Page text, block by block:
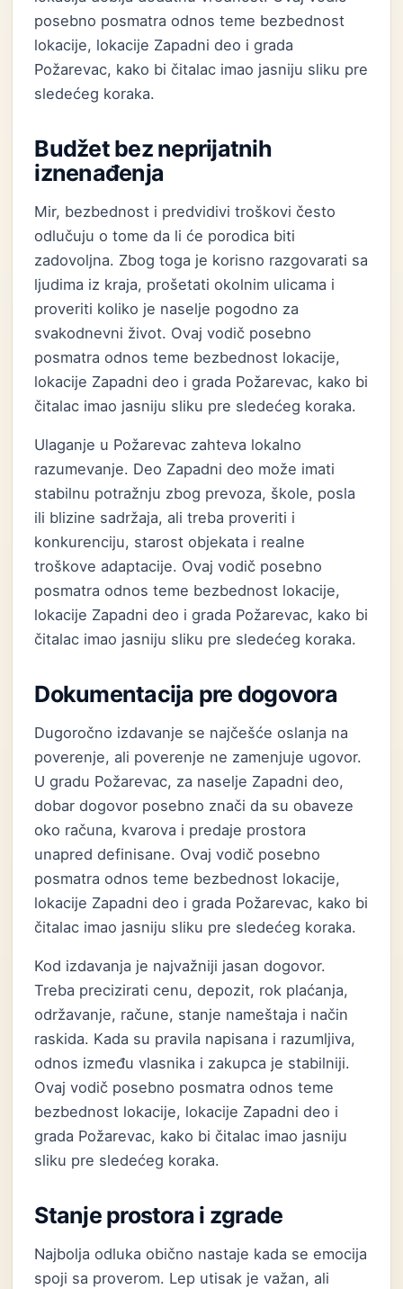
posebno posmatra odnos teme bezbednost
lokacije, lokacije Zapadni deo i grada
Požarevac, kako bi čitalac imao jasniju sliku pre
sledećeg koraka.
Budžet bez neprijatnih
iznenađenja
Mir, bezbednost i predvidivi troškovi često
odlučuju o tome da li će porodica biti
zadovoljna. Zbog toga je korisno razgovarati sa
ljudima iz kraja, prošetati okolnim ulicama i
proveriti koliko je naselje pogodno za
svakodnevni život. Ovaj vodič posebno
posmatra odnos teme bezbednost lokacije,
lokacije Zapadni deo i grada Požarevac, kako bi
čitalac imao jasniju sliku pre sledećeg koraka.
Ulaganje u Požarevac zahteva lokalno
razumevanje. Deo Zapadni deo može imati
stabilnu potražnju zbog prevoza, škole, posla
ili blizine sadržaja, ali treba proveriti i
konkurenciju, starost objekata i realne
troškove adaptacije. Ovaj vodič posebno
posmatra odnos teme bezbednost lokacije,
lokacije Zapadni deo i grada Požarevac, kako bi
čitalac imao jasniju sliku pre sledećeg koraka.
Dokumentacija pre dogovora
Dugoročno izdavanje se najčešće oslanja na
poverenje, ali poverenje ne zamenjuje ugovor.
U gradu Požarevac, za naselje Zapadni deo,
dobar dogovor posebno znači da su obaveze
oko računa, kvarova i predaje prostora
unapred definisane. Ovaj vodič posebno
posmatra odnos teme bezbednost lokacije,
lokacije Zapadni deo i grada Požarevac, kako bi
čitalac imao jasniju sliku pre sledećeg koraka.
Kod izdavanja je najvažniji jasan dogovor.
Treba precizirati cenu, depozit, rok plaćanja,
održavanje, račune, stanje nameštaja i način
raskida. Kada su pravila napisana i razumljiva,
odnos između vlasnika i zakupca je stabilniji.
Ovaj vodič posebno posmatra odnos teme
bezbednost lokacije, lokacije Zapadni deo i
grada Požarevac, kako bi čitalac imao jasniju
sliku pre sledećeg koraka.
Stanje prostora i zgrade
Najbolja odluka obično nastaje kada se emocija
spoji sa proverom. Lep utisak je važan, ali